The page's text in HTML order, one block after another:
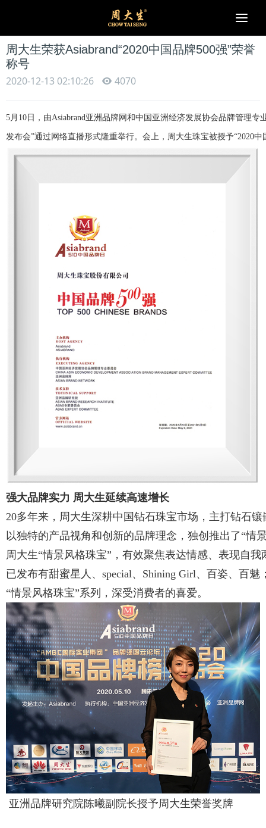
周大生荣获Asiabrand“2020中国品牌500强”荣誉
称号
2020-12-13 02:10:26
4070
5月10日，由Asiabrand亚洲品牌网和中国亚洲经济发展协会品牌管理
发布会”通过网络直播形式隆重举行。会上，周大生珠宝被授予“2020
强大品牌实力 周大生延续高速增长
20多年来，周大生深耕中国钻石珠宝市场，主打钻石
以独特的产品视角和创新的品牌理念，独创推出了“情
周大生“情景风格珠宝”，有效聚焦表达情感、表现自
已发布有甜蜜星人、special、Shining Girl、百姿、百
“情景风格珠宝”系列，深受消费者的喜爱。
亚洲品牌研究院陈曦副院长授予周大生荣誉奖牌